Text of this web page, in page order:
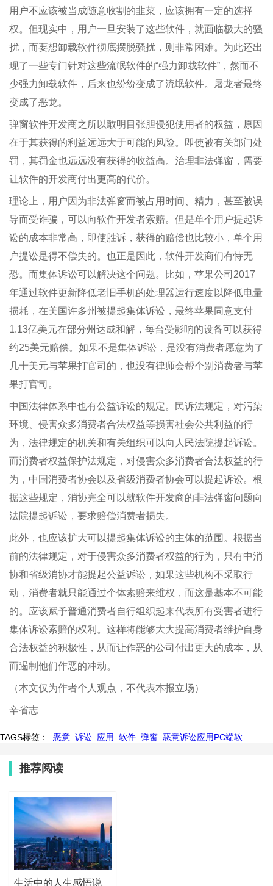
用户不应该被当成随意收割的韭菜，应该拥有一定的选择
权。但现实中，用户一旦安装了这些软件，就面临极大的骚
扰，而要想卸载软件彻底摆脱骚扰，则非常困难。为此还出
现了一些专门针对这些流氓软件的“强力卸载软件”，然而不
少强力卸载软件，后来也纷纷变成了流氓软件。屠龙者最终
变成了恶龙。
弹窗软件开发商之所以敢明目张胆侵犯使用者的权益，原因
在于其获得的利益远远大于可能的风险。即使被有关部门处
罚，其罚金也远远没有获得的收益高。治理非法弹窗，需要
让软件的开发商付出更高的代价。
理论上，用户因为非法弹窗而被占用时间、精力，甚至被误
导而受诈骗，可以向软件开发者索赔。但是单个用户提起诉
讼的成本非常高，即使胜诉，获得的赔偿也比较小，单个用
户提讼是得不偿失的。也正是因此，软件开发商们有恃无
恐。而集体诉讼可以解决这个问题。比如，苹果公司2017
年通过软件更新降低老旧手机的处理器运行速度以降低电量
损耗，在美国许多州被提起集体诉讼，最终苹果同意支付
1.13亿美元在部分州达成和解，每台受影响的设备可以获得
约25美元赔偿。如果不是集体诉讼，是没有消费者愿意为了
几十美元与苹果打官司的，也没有律师会帮个别消费者与苹
果打官司。
中国法律体系中也有公益诉讼的规定。民诉法规定，对污染
环境、侵害众多消费者合法权益等损害社会公共利益的行
为，法律规定的机关和有关组织可以向人民法院提起诉讼。
而消费者权益保护法规定，对侵害众多消费者合法权益的行
为，中国消费者协会以及省级消费者协会可以提起诉讼。根
据这些规定，消协完全可以就软件开发商的非法弹窗问题向
法院提起诉讼，要求赔偿消费者损失。
此外，也应该扩大可以提起集体诉讼的主体的范围。根据当
前的法律规定，对于侵害众多消费者权益的行为，只有中消
协和省级消协才能提起公益诉讼，如果这些机构不采取行
动，消费者就只能通过个体索赔来维权，而这是基本不可能
的。应该赋予普通消费者自行组织起来代表所有受害者进行
集体诉讼索赔的权利。这样将能够大大提高消费者维护自身
合法权益的积极性，从而让作恶的公司付出更大的成本，从
而遏制他们作恶的冲动。
（本文仅为作者个人观点，不代表本报立场）
辛省志
TAGS标签： 恶意 诉讼 应用 软件 弹窗 恶意诉讼应用PC端软
推荐阅读
生活中的人生感悟说